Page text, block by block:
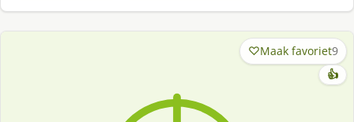
Maak favoriet9
👍